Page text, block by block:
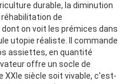
durable, la diminution
de
on voit les prémices dans
utopie réaliste. Il commande
assiettes, en quantité
offre un socle de
XXIe siècle soit vivable, c'est-